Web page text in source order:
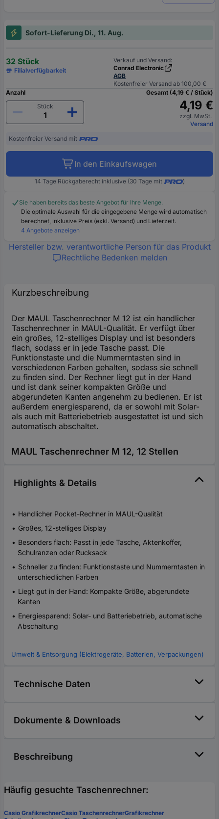
Sofort-Lieferung Di., 11. Aug.
32 Stück
Filialverfügbarkeit
Verkauf und Versand:
Conrad Electronic
AGB
Kostenfreier Versand ab 100,00 €
Anzahl
Stück
Gesamt (4,19 € / Stück)
4,19 €
zzgl. MwSt.
Versand
Kostenfreier Versand mit
In den Einkaufswagen
14 Tage Rückgaberecht inklusive (30 Tage mit )
Sie haben bereits das beste Angebot für Ihre Menge.
Die optimale Auswahl für die eingegebene Menge wird automatisch
berechnet, inklusive Preis (exkl. Versand) und Lieferzeit.
4 Angebote anzeigen
Hersteller bzw. verantwortliche Person für das Produkt
Rechtliche Bedenken melden
Kurzbeschreibung
Der MAUL Taschenrechner M 12 ist ein handlicher
Taschenrechner in MAUL-Qualität. Er verfügt über
ein großes, 12-stelliges Display und ist besonders
flach, sodass er in jede Tasche passt. Die
Funktionstaste und die Nummerntasten sind in
verschiedenen Farben gehalten, sodass sie schnell
zu finden sind. Der Rechner liegt gut in der Hand
und ist dank seiner kompakten Größe und
abgerundeten Kanten angenehm zu bedienen. Er ist
außerdem energiesparend, da er sowohl mit Solar-
als auch mit Batteriebetrieb ausgestattet ist und sich
automatisch abschaltet.
MAUL Taschenrechner M 12, 12 Stellen
Highlights & Details
Handlicher Pocket-Rechner in MAUL-Qualität
Großes, 12-stelliges Display
Besonders flach: Passt in jede Tasche, Aktenkoffer,
Schulranzen oder Rucksack
Schneller zu finden: Funktionstaste und Nummerntasten in
unterschiedlichen Farben
Liegt gut in der Hand: Kompakte Größe, abgerundete
Kanten
Energiesparend: Solar- und Batteriebetrieb, automatische
Abschaltung
Umwelt & Entsorgung (Elektrogeräte, Batterien, Verpackungen)
Technische Daten
Dokumente & Downloads
Beschreibung
Häufig gesuchte Taschenrechner:
Casio GrafikrechnerCasio TaschenrechnerGrafikrechner